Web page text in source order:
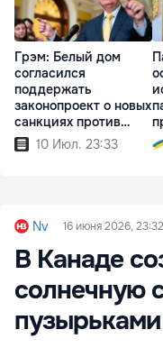
Грэм: Белый дом
согласился
поддержать
законопроект о новых
санкциях против
России10 Июл. 23:33
Nv 16 июня 2026, 23:32
В Канаде
солнечную